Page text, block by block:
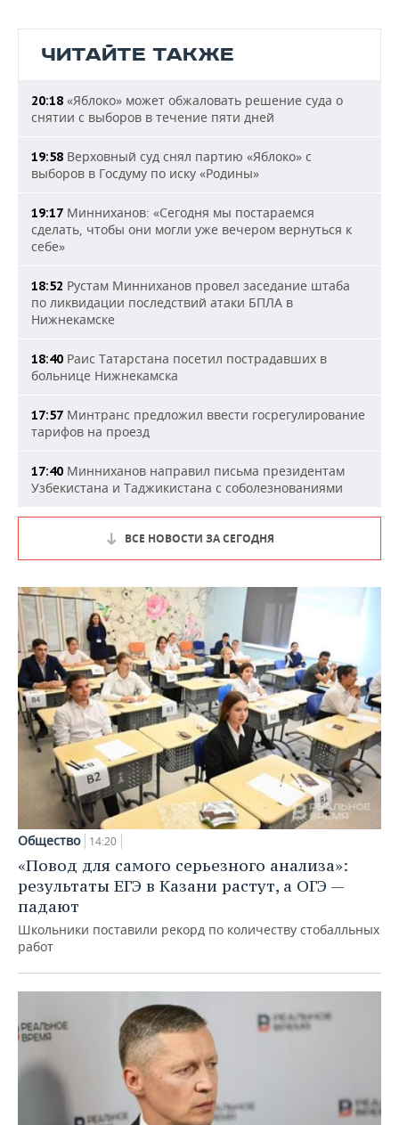
ЧИТАЙТЕ ТАКЖЕ
20:18 «Яблоко» может обжаловать решение суда о
снятии с выборов в течение пяти дней
19:58 Верховный суд снял партию «Яблоко» с
выборов в Госдуму по иску «Родины»
19:17 Минниханов: «Сегодня мы постараемся
сделать, чтобы они могли уже вечером вернуться к
себе»
18:52 Рустам Минниханов провел заседание штаба
по ликвидации последствий атаки БПЛА в
Нижнекамске
18:40 Раис Татарстана посетил пострадавших в
больнице Нижнекамска
17:57 Минтранс предложил ввести госрегулирование
тарифов на проезд
17:40 Минниханов направил письма президентам
Узбекистана и Таджикистана с соболезнованиями
ВСЕ НОВОСТИ ЗА СЕГОДНЯ
Общество 14:20
«Повод для самого серьезного анализа»:
результаты ЕГЭ в Казани растут, а ОГЭ —
падают
Школьники поставили рекорд по количеству стобалльных
работ